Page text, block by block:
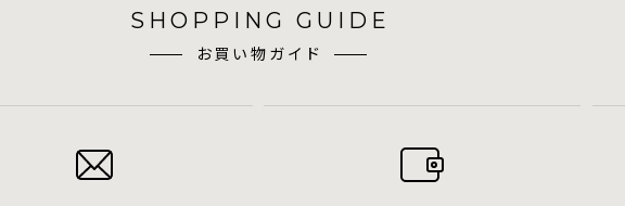
SHOPPING GUIDE
お買い物ガイド